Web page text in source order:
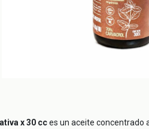
x 30 cces un aceite concentrado